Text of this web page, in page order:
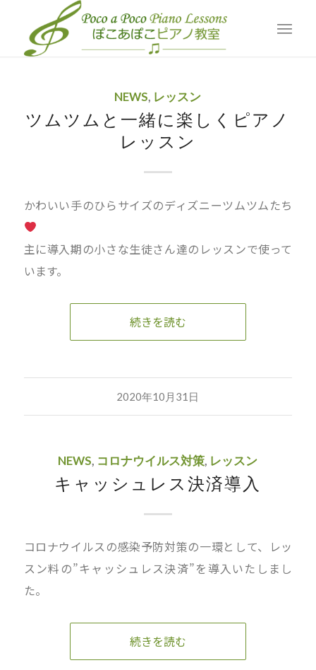
アーカイブ カテゴリー: レッスン
現在位置: ホーム Blog / レッスン
NEWS, レッスン
ツムツムと一緒に楽しくピアノ
レッスン
かわいい手のひらサイズのディズニーツムツムたち
主に導入期の小さな生徒さん達のレッスンで使って
います。
続きを読む
2020年10月31日
NEWS, コロナウイルス対策, レッスン
キャッシュレス決済導入
コロナウイルスの感染予防対策の一環として、レッ
スン料の”キャッシュレス決済”を導入いたしまし
た。
続きを読む